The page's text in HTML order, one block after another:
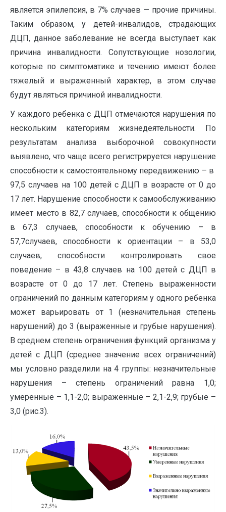
является эпилепсия, в 7% случаев — прочие причины.
Таким образом, у детей-инвалидов, страдающих
ДЦП, данное заболевание не всегда выступает как
причина инвалидности. Сопутствующие нозологии,
которые по симптоматике и течению имеют более
тяжелый и выраженный характер, в этом случае
будут являться причиной инвалидности.
У каждого ребенка с ДЦП отмечаются нарушения по
нескольким категориям жизнедеятельности. По
результатам анализа выборочной совокупности
выявлено, что чаще всего регистрируется нарушение
способности к самостоятельному передвижению – в
97,5 случаев на 100 детей с ДЦП в возрасте от 0 до
17 лет. Нарушение способности к самообслуживанию
имеет место в 82,7 случаев, способности к общению
в 67,3 случаев, способности к обучению – в
57,7случаев, способности к ориентации – в 53,0
случаев, способности контролировать свое
поведение – в 43,8 случаев на 100 детей с ДЦП в
возрасте от 0 до 17 лет. Степень выраженности
ограничений по данным категориям у одного ребенка
может варьировать от 1 (незначительная степень
нарушений) до 3 (выраженные и грубые нарушения).
В среднем степень ограничения функций организма у
детей с ДЦП (среднее значение всех ограничений)
мы условно разделили на 4 группы: незначительные
нарушения – степень ограничений равна 1,0;
умеренные – 1,1-2,0; выраженные – 2,1-2,9; грубые –
3,0 (рис.3).